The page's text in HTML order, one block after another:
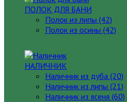
ПОЛОК ДЛЯ БАНИ
Полок из липы (42)
Полок из осины (42)
НАЛИЧНИК
Наличник из дуба (20)
Наличник из липы (21)
Наличник из ясеня (60)